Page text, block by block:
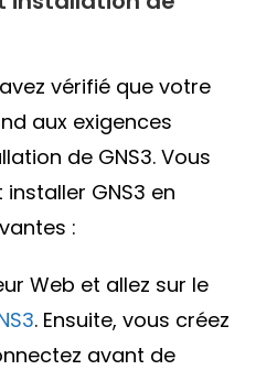
vérifié que votre
aux exigences
de GNS3. Vous
GNS3 en
:
Web et allez sur le
. Ensuite, vous créez
avant de